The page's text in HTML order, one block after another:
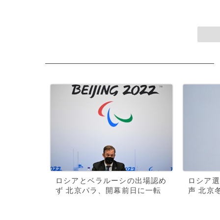
ロシアとベラルーシの出場認め
ず 北京パラ、開幕前日に一転
ロシア
声 北京